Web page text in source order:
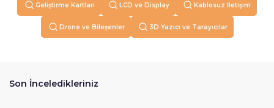
Geliştirme Kartları LCD ve Display Kablosuz İletişim
Drone ve Bileşenler 3D Yazıcı ve Tarayıcılar
Son İnceledikleriniz